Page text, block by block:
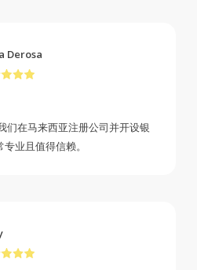
Derosa
们在马来西亚注册公司并开设银
业且值得信赖。